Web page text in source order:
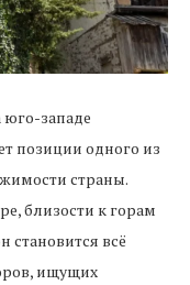
западе
позиции одного из
страны.
близости к горам
становится всё
ищущих